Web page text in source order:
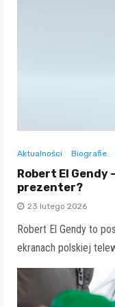
Aktualności Biografie
Robert El Gendy
prezenter?
23 lutego 2026
Robert El Gendy to
ekranach polskiej